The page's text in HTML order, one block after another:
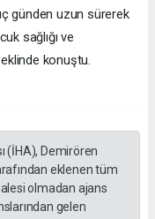
günden uzun sürerek
sağlığı ve
konuştu.
(İHA), Demirören
eklenen tüm
olmadan ajans
gelen